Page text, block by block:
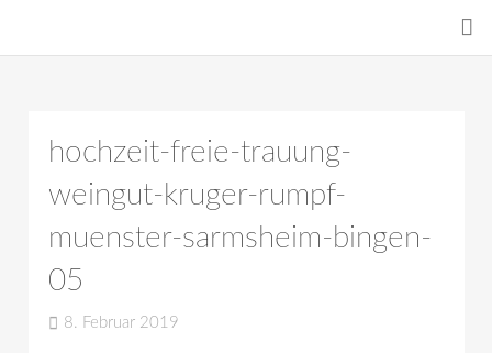
hochzeit-freie-trauung-
weingut-kruger-rumpf-
muenster-sarmsheim-bingen-
05
8. Februar 2019